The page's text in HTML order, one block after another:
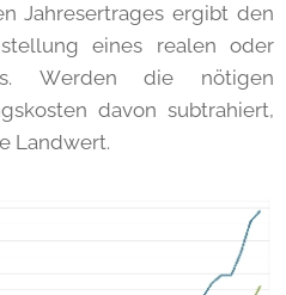
Jahresertrages ergibt den
eines realen oder
Werden die nötigen
davon subtrahiert,
Landwert.